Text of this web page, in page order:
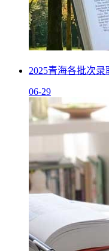
2025青海各批次
06-29